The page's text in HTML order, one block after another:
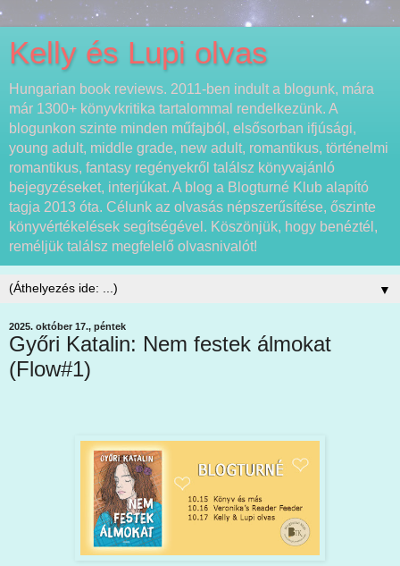
Kelly és Lupi olvas
Hungarian book reviews. 2011-ben indult a blogunk, mára
már 1300+ könyvkritika tartalommal rendelkezünk. A
blogunkon szinte minden műfajból, elsősorban ifjúsági,
young adult, middle grade, new adult, romantikus, történelmi
romantikus, fantasy regényekről találsz könyvajánló
bejegyzéseket, interjúkat. A blog a Blogturné Klub alapító
tagja 2013 óta. Célunk az olvasás népszerűsítése, őszinte
könyvértékelések segítségével. Köszönjük, hogy benéztél,
reméljük találsz megfelelő olvasnivalót!
▼
2025. október 17., péntek
Győri Katalin: Nem ​festek álmokat
(Flow#1)